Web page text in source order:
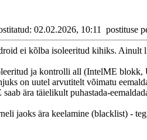
02.02.2026, 10:11 postituse
ei kõlba isoleeritud kihiks. Ainult
ja kontrolli all (IntelME blokk,
on uutel arvutitelt võimatu
ära täielikult puhastada-
jaoks ära keelamine (blacklist) -